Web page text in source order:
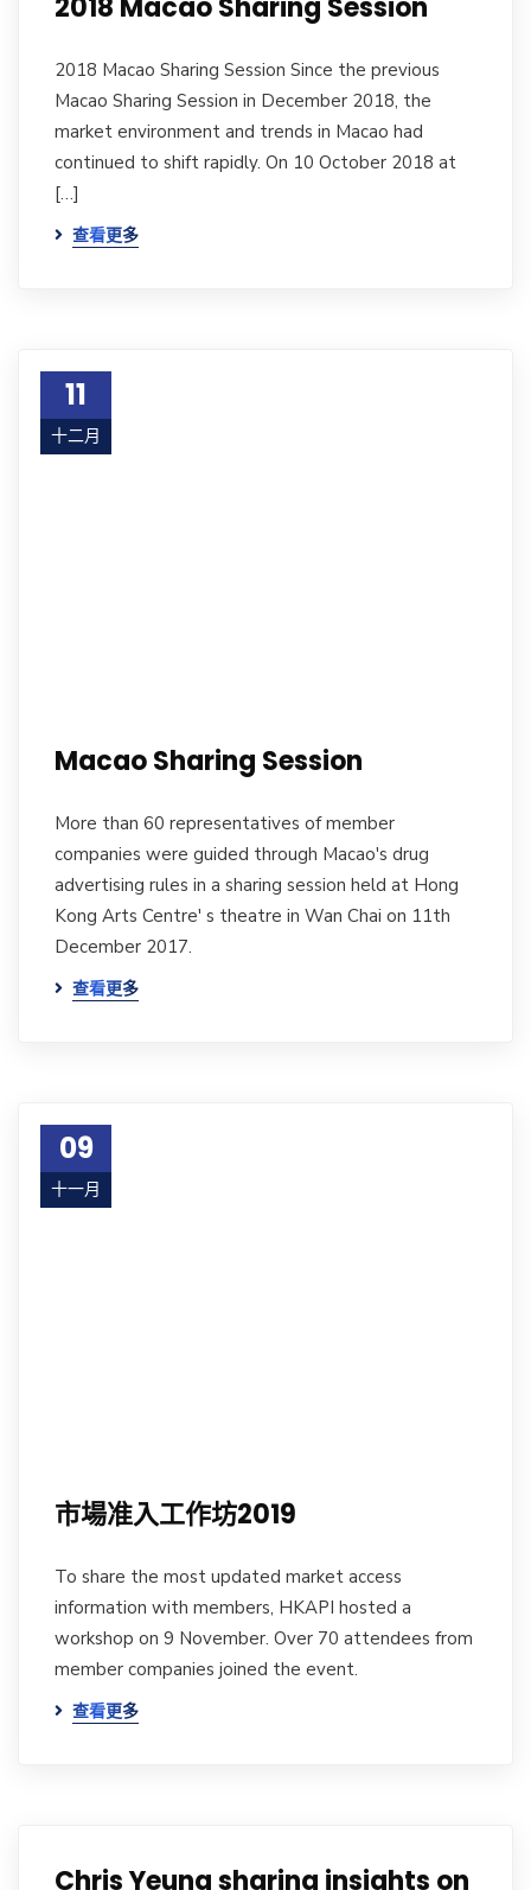
2018 Macao Sharing Session
2018 Macao Sharing Session Since the previous
Macao Sharing Session in December 2018, the
market environment and trends in Macao had
continued to shift rapidly. On 10 October 2018 at
[…]
查看更多
11
十二月
Macao Sharing Session
More than 60 representatives of member
companies were guided through Macao's drug
advertising rules in a sharing session held at Hong
Kong Arts Centre' s theatre in Wan Chai on 11th
December 2017.
查看更多
09
十一月
市場准入工作坊2019
To share the most updated market access
information with members, HKAPI hosted a
workshop on 9 November. Over 70 attendees from
member companies joined the event.
查看更多
Chris Yeung sharing insights on